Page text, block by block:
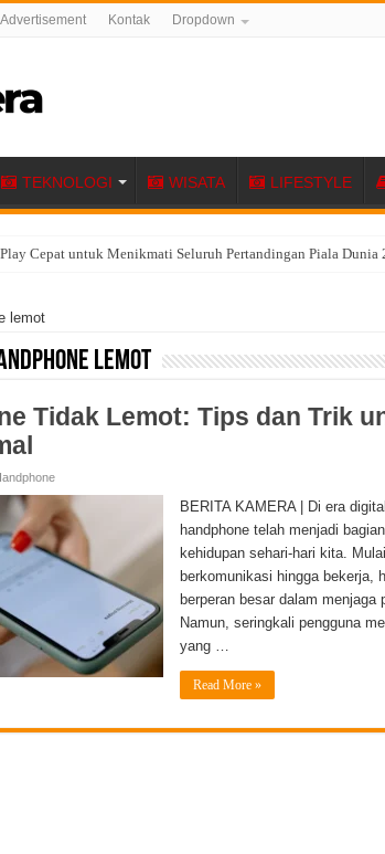
Advertisement Kontak Dropdown
TEKNOLOGI WISATA LIFESTYLE
Cepat untuk Menikmati Seluruh Pertandingan Piala Dunia
lemot
lemot
Tidak Lemot: Tips dan Trik
BERITA KAMERA | Di era
handphone telah menjadi
kehidupan sehari-hari kita.
berkomunikasi hingga bekerja,
berperan besar dalam menjaga
Namun, seringkali pengguna
yang …
Read More »